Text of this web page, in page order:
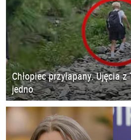
Chłopiec przyłapany. Ujęcia
jedno